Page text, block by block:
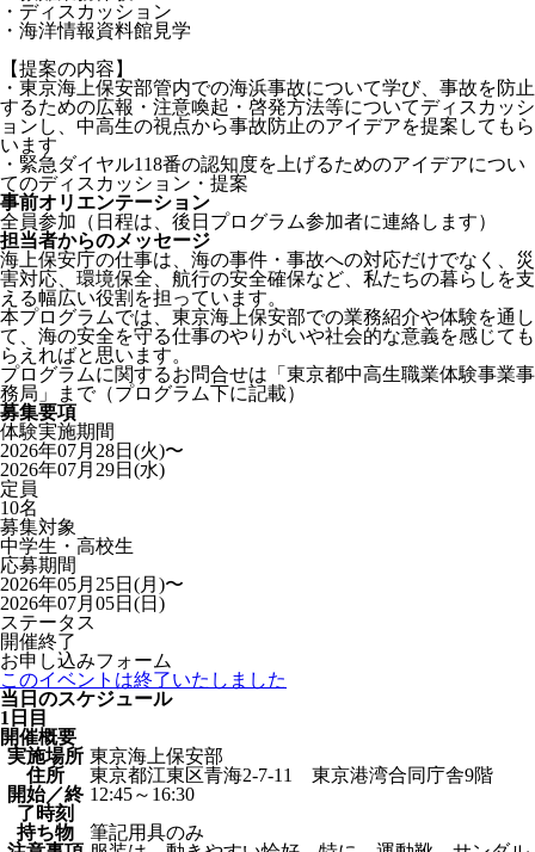
・ディスカッション
・海洋情報資料館見学
【提案の内容】
・東京海上保安部管内での海浜事故について学び、事故を防止
するための広報・注意喚起・啓発方法等についてディスカッシ
ョンし、中高生の視点から事故防止のアイデアを提案してもら
います
・緊急ダイヤル118番の認知度を上げるためのアイデアについ
てのディスカッション・提案
事前オリエンテーション
全員参加（日程は、後日プログラム参加者に連絡します）
担当者からのメッセージ
海上保安庁の仕事は、海の事件・事故への対応だけでなく、災
害対応、環境保全、航行の安全確保など、私たちの暮らしを支
える幅広い役割を担っています。
本プログラムでは、東京海上保安部での業務紹介や体験を通し
て、海の安全を守る仕事のやりがいや社会的な意義を感じても
らえればと思います。
プログラムに関するお問合せは「東京都中高生職業体験事業事
務局」まで（プログラム下に記載）
募集要項
体験実施期間
2026年07月28日(火)〜
2026年07月29日(水)
定員
10名
募集対象
中学生・高校生
応募期間
2026年05月25日(月)〜
2026年07月05日(日)
ステータス
開催終了
お申し込みフォーム
このイベントは終了いたしました
当日のスケジュール
1日目
開催概要
実施場所 東京海上保安部
住所
東京都江東区青海2-7-11 東京港湾合同庁舎9階
開始／終
了時刻
12:45～16:30
持ち物
筆記用具のみ